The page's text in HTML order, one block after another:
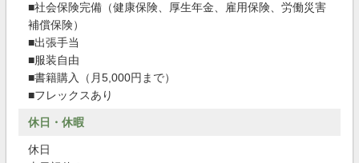
■社会保険完備（健康保険、厚生年金、雇用保険、労働災害
補償保険）
■出張手当
■服装自由
■書籍購入（月5,000円まで）
■フレックスあり
休日・休暇
休日